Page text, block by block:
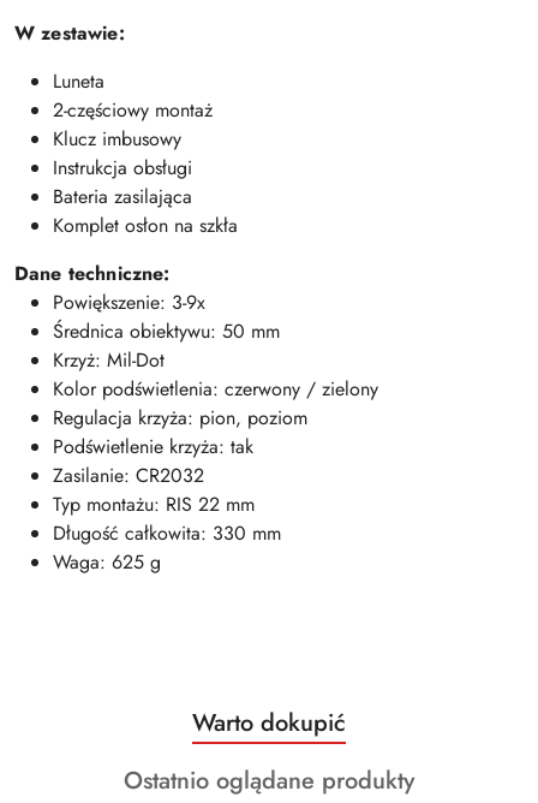
W zestawie:
Luneta
2-częściowy montaż
Klucz imbusowy
Instrukcja obsługi
Bateria zasilająca
Komplet osłon na szkła
Dane techniczne:
Powiększenie: 3-9x
Średnica obiektywu: 50 mm
Krzyż: Mil-Dot
Kolor podświetlenia: czerwony / zielony
Regulacja krzyża: pion, poziom
Podświetlenie krzyża: tak
Zasilanie: CR2032
Typ montażu: RIS 22 mm
Długość całkowita: 330 mm
Waga: 625 g
Pomiń karuzelę produktów
Produkty
o
statusie:
Warto dokupić
Produkty
Ostatnio oglądane produkty